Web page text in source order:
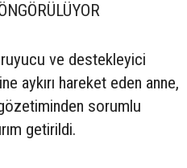
ve destekleyici
aykırı hareket eden anne,
sorumlu
getirildi.